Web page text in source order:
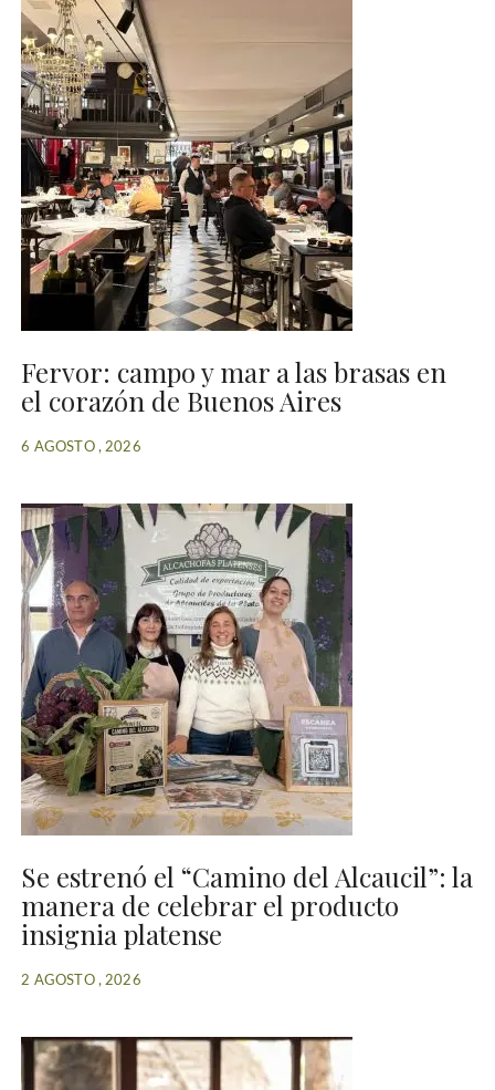
Fervor: campo y mar a las brasas en
el corazón de Buenos Aires
6 AGOSTO , 2026
Se estrenó el “Camino del Alcaucil”: la
manera de celebrar el producto
insignia platense
2 AGOSTO , 2026